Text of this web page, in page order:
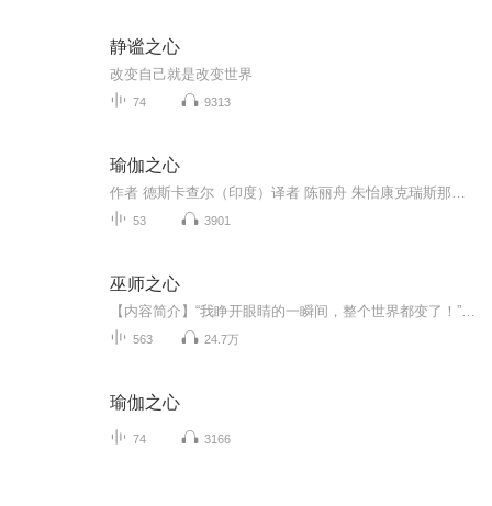
静谧之心
改变自己就是改变世界
74 9313
瑜伽之心
53 3901
巫师之心
563 24.7万
瑜伽之心
74 3166